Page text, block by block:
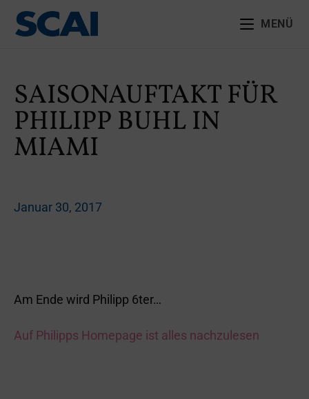
MENÜ
SAISONAUFTAKT FÜR
PHILIPP BUHL IN
MIAMI
Januar 30, 2017
Am Ende wird Philipp 6ter…
Auf Philipps Homepage ist alles nachzulesen